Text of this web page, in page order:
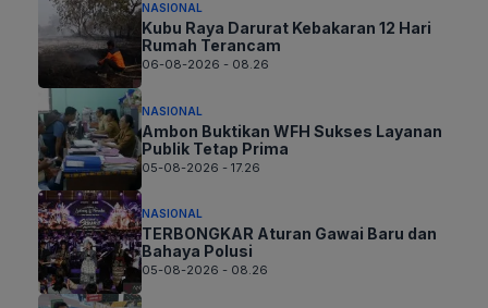
NASIONAL
Kubu Raya Darurat Kebakaran 12 Hari
Rumah Terancam
06-08-2026 - 08.26
NASIONAL
Ambon Buktikan WFH Sukses Layanan
Publik Tetap Prima
05-08-2026 - 17.26
NASIONAL
TERBONGKAR Aturan Gawai Baru dan
Bahaya Polusi
05-08-2026 - 08.26